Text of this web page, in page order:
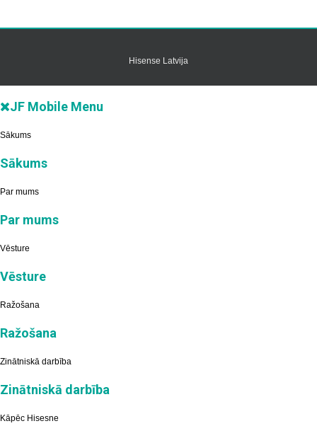
Hisense Latvija
JF Mobile Menu
Sākums
Sākums
Par mums
Par mums
Vēsture
Vēsture
Ražošana
Ražošana
Zinātniskā darbība
Zinātniskā darbība
Kāpēc Hisesne